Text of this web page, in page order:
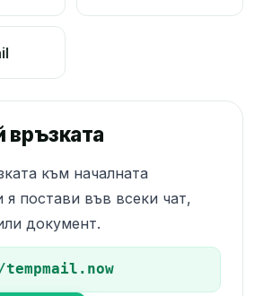
връзката
към началната
я постави във всеки чат,
документ.